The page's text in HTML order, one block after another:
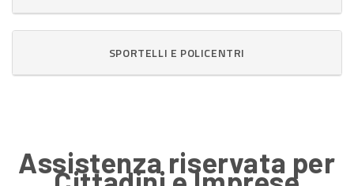
SPORTELLI E POLICENTRI
Assistenza riservata per